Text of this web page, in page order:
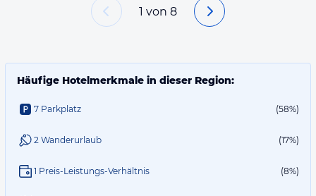
1 von 8
Häufige Hotelmerkmale in dieser Region:
7 Parkplatz (58%)
2 Wanderurlaub (17%)
1 Preis-Leistungs-Verhältnis (8%)